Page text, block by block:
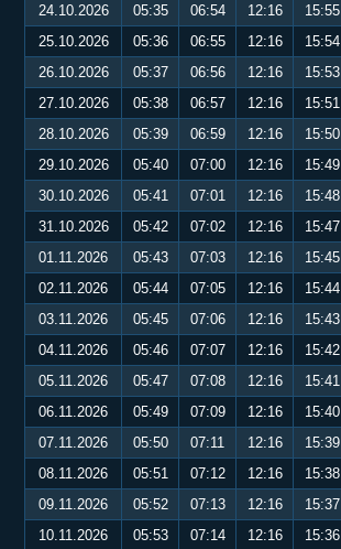
24.10.2026
05:35 06:54 12:16 15:55
25.10.2026
05:36 06:55 12:16 15:54
26.10.2026
05:37 06:56 12:16 15:53
27.10.2026
05:38 06:57 12:16 15:51
28.10.2026
05:39 06:59 12:16 15:50
29.10.2026
05:40 07:00 12:16 15:49
30.10.2026
05:41 07:01 12:16 15:48
31.10.2026
05:42 07:02 12:16 15:47
01.11.2026
05:43 07:03 12:16 15:45
02.11.2026
05:44 07:05 12:16 15:44
03.11.2026
05:45 07:06 12:16 15:43
04.11.2026
05:46 07:07 12:16 15:42
05.11.2026
05:47 07:08 12:16 15:41
06.11.2026
05:49 07:09 12:16 15:40
07.11.2026
05:50 07:11 12:16 15:39
08.11.2026
05:51 07:12 12:16 15:38
09.11.2026
05:52 07:13 12:16 15:37
10.11.2026
05:53 07:14 12:16 15:36